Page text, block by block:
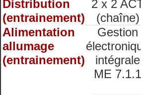
Distribution
(entrainement)
2 x 2
(chaîne)
Alimentation
allumage
(entrainement)
Gestion
intégrale
ME 7.1.1